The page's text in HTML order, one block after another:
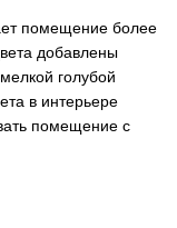
помещение более
добавлены
голубой
в интерьере
помещение с